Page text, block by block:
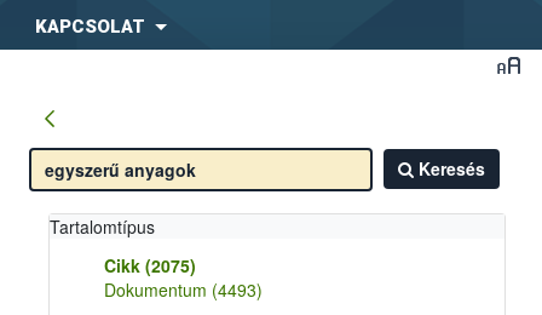
KAPCSOLAT
Keresés
Tartalomtípus
Cikk (2075)
Dokumentum (4493)